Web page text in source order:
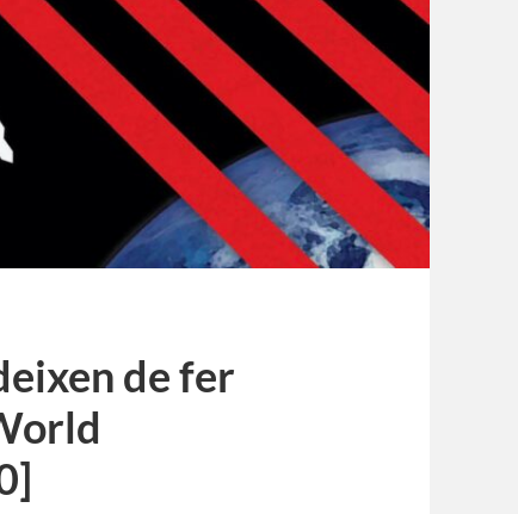
de fer